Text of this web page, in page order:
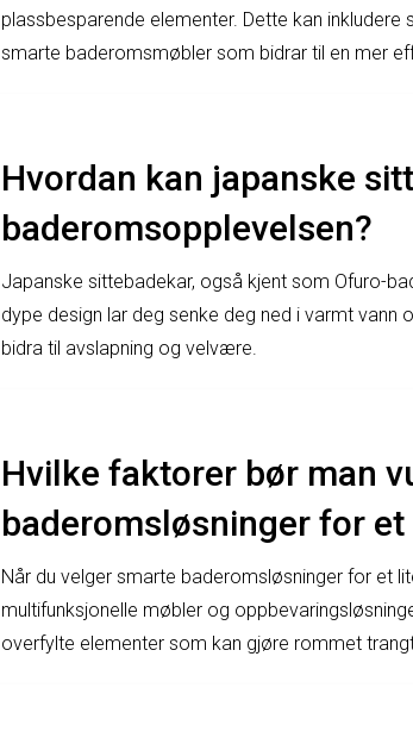
plassbesparende elementer. Dette kan
smarte baderomsmøbler som bidrar til en mer
Hvordan kan japanske
baderomsopplevelsen?
Japanske sittebadekar, også kjent som Ofuro-
dype design lar deg senke deg ned i varmt
bidra til avslapning og velvære.
Hvilke faktorer bør man
baderomsløsninger for et
Når du velger smarte baderomsløsninger for et
multifunksjonelle møbler og
overfylte elementer som kan gjøre rommet